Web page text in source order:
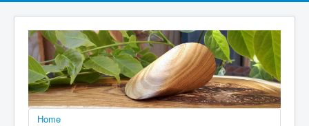
Home